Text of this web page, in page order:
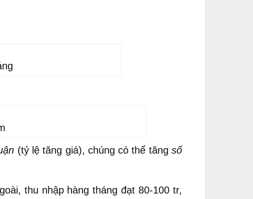
(tỷ lệ tăng giá), chúng có thể tăng số
thu nhập hàng tháng đạt 80-100 tr,